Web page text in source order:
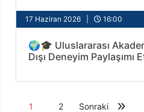
17 Haziran 2026 | 16:00
🌍🎓 Uluslararası
Dışı Deneyim
1 2 Sonraki